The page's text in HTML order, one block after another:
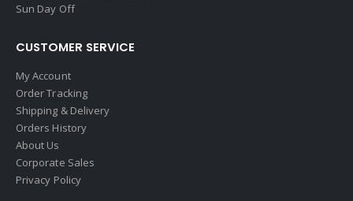
Sun Day Off
CUSTOMER SERVICE
My Account
Order Tracking
Shipping & Delivery
Orders History
About Us
Corporate Sales
Privacy Policy